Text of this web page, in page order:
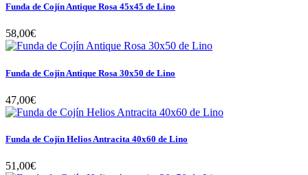
Funda de Cojín Antique Rosa 45x45 de Lino
58,00€
Funda de Cojín Antique Rosa 30x50 de Lino
47,00€
Funda de Cojín Helios Antracita 40x60 de Lino
51,00€